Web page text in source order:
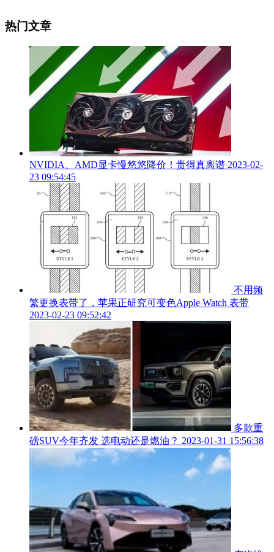
热门文章
NVIDIA、AMD显卡慢悠悠降价！贵得真离谱 2023-02-
23 09:54:45
不用频
繁更换表带了，苹果正研究可变色Apple Watch 表带
2023-02-23 09:52:42
多款重
磅SUV今年齐发 选电动还是燃油？ 2023-01-31 15:56:38